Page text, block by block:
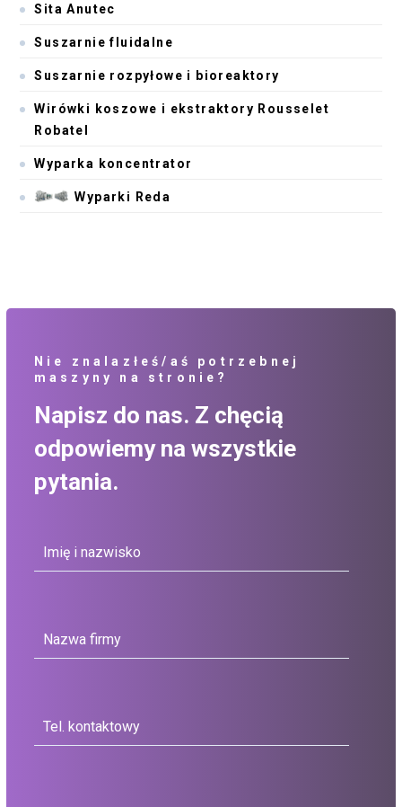
Sita Anutec
Suszarnie fluidalne
Suszarnie rozpyłowe i bioreaktory
Wirówki koszowe i ekstraktory Rousselet
Robatel
Wyparka koncentrator
Wyparki Reda
Nie znalazłeś/aś potrzebnej
maszyny na stronie?
Napisz do nas. Z chęcią
odpowiemy na wszystkie
pytania.